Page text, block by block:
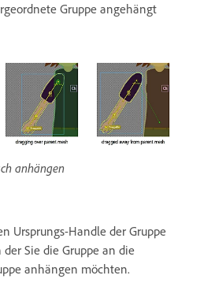
Gruppe angehängt
anhängen
Ursprungs-Handle der Gruppe
Sie die Gruppe an die
anhängen möchten.